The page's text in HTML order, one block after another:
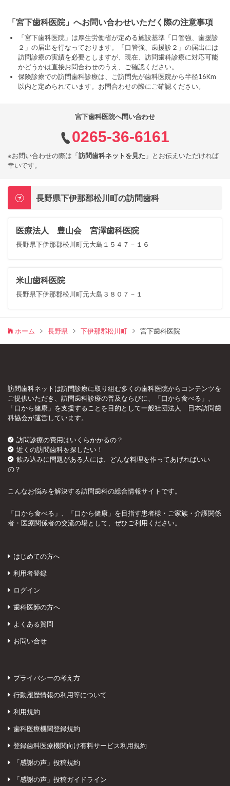
「宮下歯科医院」へお問い合わせいただく際の注意事項
「宮下歯科医院」は厚生労働省が定める施設基準「口管強、歯援診
２」の届出を行なっております。「口管強、歯援診２」の届出には
訪問診療の実績を必要としますが、現在、訪問歯科診療に対応可能
かどうかは直接お問合わせのうえ、ご確認ください。
保険診療での訪問歯科診療は、ご訪問先が歯科医院から半径16Km
以内と定められています。お問合わせの際にご確認ください。
宮下歯科医院へ問い合わせ
0265-36-6161
※お問い合わせの際は「訪問歯科ネットを見た 」とお伝えいただければ
幸いです。
長野県下伊那郡松川町の訪問歯科
医療法人 豊山会 宮澤歯科医院
長野県下伊那郡松川町元大島１５４７－１６
米山歯科医院
長野県下伊那郡松川町元大島３８０７－１
ホーム 長野県 下伊那郡松川町 宮下歯科医院
訪問歯科ネットは訪問診療に取り組む多くの歯科医院からコンテンツを
ご提供いただき、訪問歯科診療の普及ならびに、「口から食べる」、
「口から健康」を支援することを目的として一般社団法人 日本訪問歯
科協会が運営しています。
訪問診療の費用はいくらかかるの？
近くの訪問歯科を探したい！
飲み込みに問題がある人には、どんな料理を作ってあげればいい
の？
こんなお悩みを解決する訪問歯科の総合情報サイトです。
「口から食べる」、「口から健康」を目指す患者様・ご家族・介護関係
者・医療関係者の交流の場として、ぜひご利用ください。
はじめての方へ
利用者登録
ログイン
歯科医師の方へ
よくある質問
お問い合せ
プライバシーの考え方
行動履歴情報の利用等について
利用規約
歯科医療機関登録規約
登録歯科医療機関向け有料サービス利用規約
「感謝の声」投稿規約
「感謝の声」投稿ガイドライン